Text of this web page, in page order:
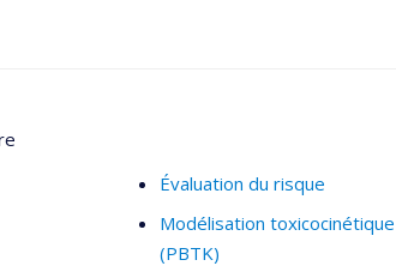
Évaluation du risque
Modélisation
(PBTK)